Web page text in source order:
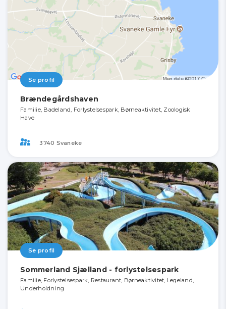
Se profil
Brændegårdshaven
Familie, Badeland, Forlystelsespark, Børneaktivitet, Zoologisk
Have
3740 Svaneke
Se profil
Sommerland Sjælland - forlystelsespark
Familie, Forlystelsespark, Restaurant, Børneaktivitet, Legeland,
Underholdning